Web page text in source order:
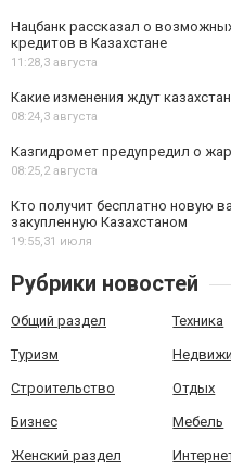
Нацбанк рассказал о
кредитов в Казахстане
11:28,3 августа
Какие изменения ждут
08:24,3 августа
Казгидромет предупредил о
08:25,2 августа
Кто получит бесплатно новую
закупленную Казахстаном
19:55,31 июля
Рубрики новостей
Общий раздел Техника
Туризм
Строительство Отдых
Бизнес Мебель
Женский раздел